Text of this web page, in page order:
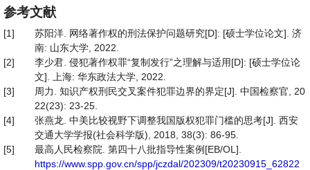
参考文献
[1]
苏阳洋. 网络著作权的刑法保护问题研究[D]: [硕士学位论文]. 济
南: 山东大学, 2022.
[2]
李少君. 侵犯著作权罪“复制发行”之理解与适用[D]: [硕士学位论
文]. 上海: 华东政法大学, 2022.
[3]
周力. 知识产权刑民交叉案件犯罪边界的界定[J]. 中国检察官, 20
22(23): 23-25.
[4]
张燕龙. 中美比较视野下调整我国版权犯罪门槛的思考[J]. 西安
交通大学学报(社会科学版), 2018, 38(3): 86-95.
[5]
最高人民检察院. 第四十八批指导性案例[EB/OL].
https://www.spp.gov.cn/spp/jczdal/202309/t20230915_62822